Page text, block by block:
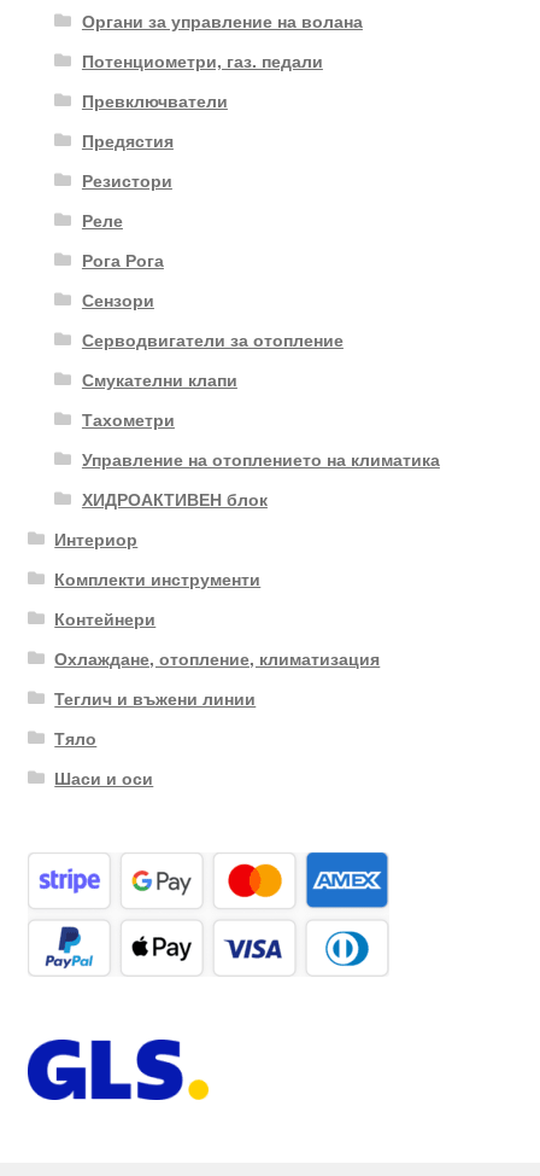
Органи за управление на волана
Потенциометри, газ. педали
Превключватели
Предястия
Резистори
Реле
Рога Рога
Сензори
Серводвигатели за отопление
Смукателни клапи
Тахометри
Управление на отоплението на климатика
ХИДРОАКТИВЕН блок
Интериор
Комплекти инструменти
Контейнери
Охлаждане, отопление, климатизация
Теглич и въжени линии
Тяло
Шаси и оси